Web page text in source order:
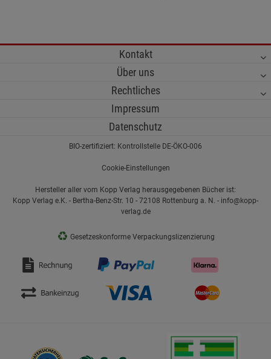
Kontakt
Über uns
Rechtliches
Impressum
Datenschutz
BIO-zertifiziert: Kontrollstelle DE-ÖKO-006
Cookie-Einstellungen
Hersteller aller vom Kopp Verlag herausgegebenen Bücher ist:
Kopp Verlag e.K. - Bertha-Benz-Str. 10 - 72108 Rottenburg a. N. - info@kopp-
verlag.de
♻ Gesetzeskonforme Verpackungslizenzierung